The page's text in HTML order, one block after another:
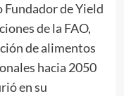
Fundador de Yield
de la FAO,
de alimentos
hacia 2050
en su